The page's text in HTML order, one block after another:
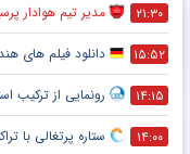
۲۱:۳۰ مدیر تیم هوادار
۱۵:۵۲ دانلود فیلم های
۱۴:۱۵ رونمایی از ترکیب
۱۴:۰۰ ستاره پرتغالی با